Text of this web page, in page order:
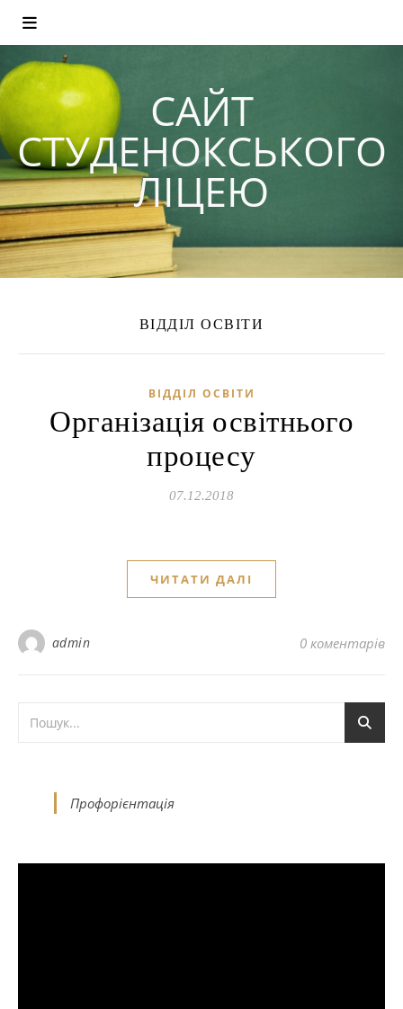
САЙТ
СТУДЕНОКСЬКОГО
ЛІЦЕЮ
ВІДДІЛ ОСВІТИ
ВІДДІЛ ОСВІТИ
Організація освітнього
процесу
07.12.2018
ЧИТАТИ ДАЛІ
admin 0 коментарів
Профорієнтація